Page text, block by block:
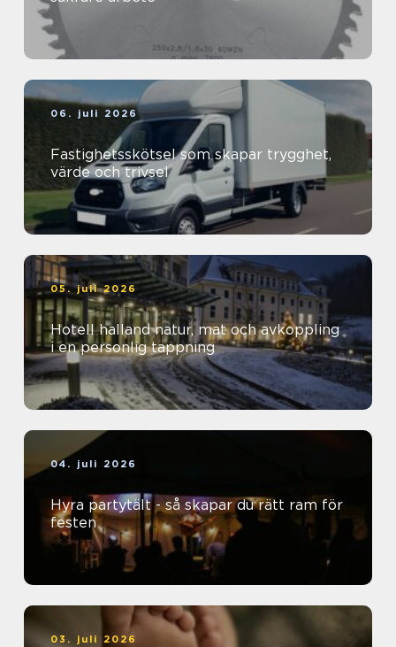
06. juli 2026
Fastighetsskötsel som skapar trygghet,
värde och trivsel
05. juli 2026
Hotell halland natur, mat och avkoppling
i en personlig tappning
04. juli 2026
Hyra partytält - så skapar du rätt ram för
festen
03. juli 2026